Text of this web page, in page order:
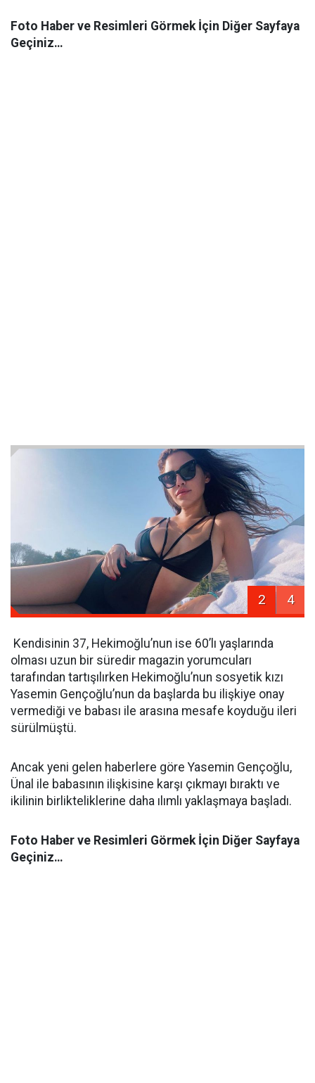
Foto Haber ve Resimleri Görmek İçin Diğer Sayfaya
Geçiniz…
2 4
Kendisinin 37, Hekimoğlu’nun ise 60’lı yaşlarında
olması uzun bir süredir magazin yorumcuları
tarafından tartışılırken Hekimoğlu’nun sosyetik kızı
Yasemin Gençoğlu’nun da başlarda bu ilişkiye onay
vermediği ve babası ile arasına mesafe koyduğu ileri
sürülmüştü.
Ancak yeni gelen haberlere göre Yasemin Gençoğlu,
Ünal ile babasının ilişkisine karşı çıkmayı bıraktı ve
ikilinin birlikteliklerine daha ılımlı yaklaşmaya başladı.
Foto Haber ve Resimleri Görmek İçin Diğer Sayfaya
Geçiniz…